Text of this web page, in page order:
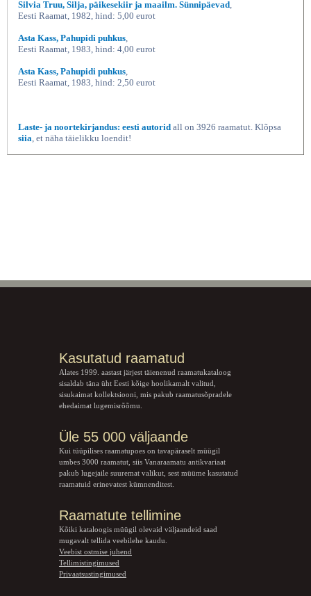
Silvia Truu, Silja, päikesekiir ja maailm. Sünnipäevad
Eesti Raamat, 1982, hind: 5,00 eurot
Asta Kass, Pahupidi puhkus
Eesti Raamat, 1983, hind: 4,00 eurot
Asta Kass, Pahupidi puhkus
Eesti Raamat, 1983, hind: 2,50 eurot
Laste- ja noortekirjandus: eesti autorid all on 3926 raamatut. Klõpsa
siia , et näha täielikku loendit!
Kasutatud raamatud
Alates 1999. aastast järjest täienenud raamatukataloog
sisaldab täna üht Eesti kõige hoolikamalt valitud,
sisukaimat kollektsiooni, mis pakub raamatusõpradele
ehedaimat lugemisrõõmu.
Üle 55 000 väljaande
Kui tüüpilises raamatupoes on tavapäraselt müügil
umbes 3000 raamatut, siis Vanaraamatu antikvariaat
pakub lugejaile suuremat valikut, sest müüme kasutatud
raamatuid erinevatest kümnenditest.
Raamatute tellimine
Kõiki kataloogis müügil olevaid väljaandeid saad
mugavalt tellida veebilehe kaudu.
Veebist ostmise juhend
Tellimistingimused
Privaatsustingimused